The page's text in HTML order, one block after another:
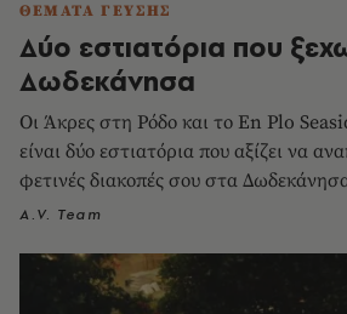
ΘΕΜΑΤΑ ΓΕΥΣΗΣ
Δύο εστιατόρια που
Δωδεκάνησα
Οι Άκρες στη Ρόδο και το En Plo
είναι δύο εστιατόρια που αξίζει να
φετινές διακοπές σου στα
A.V. Team